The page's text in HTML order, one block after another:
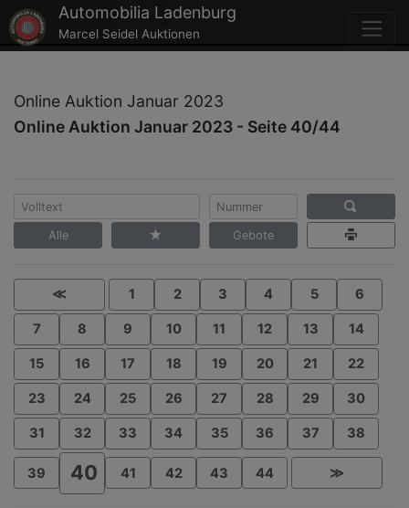
Automobilia Ladenburg
Marcel Seidel Auktionen
Online Auktion Januar 2023
Online Auktion Januar 2023 - Seite 40/44
Alle Gebote
≪ 1 2 3 4 5 6
7 8 9 10 11 12 13 14
15 16 17 18 19 20 21 22
23 24 25 26 27 28 29 30
31 32 33 34 35 36 37 38
39 40 41 42 43 44 ≫